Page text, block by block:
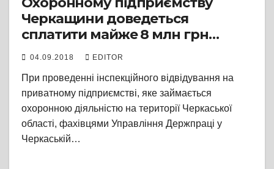
Черкащини доведеться
сплатити майже 8 млн грн
штрафу за підміну трудових
04.09.2018 EDITOR
При проведенні інспекційного відвідування на
приватному підприємстві, яке займається
охоронною діяльністю на території Черкаської
області, фахівцями Управління Держпраці у
Черкаській…